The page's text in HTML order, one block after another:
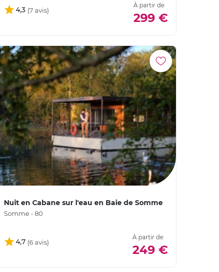
4,3
À partir de
299 €
Nuit en Cabane sur l'eau en Baie de Somme
Somme - 80
4,7
À partir de
249 €